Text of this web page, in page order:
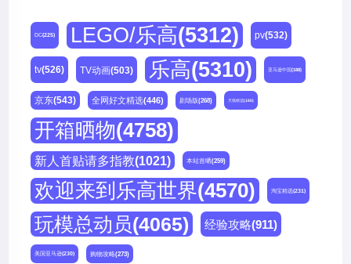
DC(225) LEGO/乐高(5312) pv(532)
tv(526) TV动画(503) 乐高(5310) 亚马逊中国(188)
京东(543) 全网好文精选(446) 剧场版(268) 天猫精选(180)
开箱晒物(4758)
新人首贴请多指教(1021) 本站首晒(259)
欢迎来到乐高世界(4570) 淘宝精选(231)
玩模总动员(4065) 经验攻略(911)
美国亚马逊(230) 购物攻略(273)